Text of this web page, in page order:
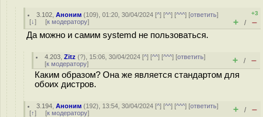
3.102 ,Аноним (109), 01:20, 30/04/2024 [^] [^^] [^^^] [ответить]
[↓] [к модератору]
+3
+ / –
Да можно и самим systemd не пользоваться.
4.203 ,Zitz (?), 15:06, 30/04/2024 [^] [^^] [^^^] [ответить]
[к модератору] + / –
Каким образом? Она же является стандартом для
обоих дистров.
3.194 ,Аноним (192), 13:54, 30/04/2024 [^] [^^] [^^^] [ответить]
[↑] [к модератору] + / –